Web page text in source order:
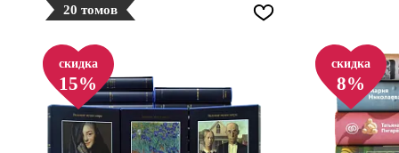
20 томов
скидка
15%
скидка
8%